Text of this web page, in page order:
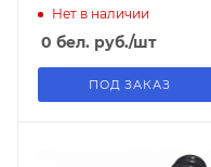
2131Нет в наличии
0 бел. руб./шт
ПОД ЗАКАЗ